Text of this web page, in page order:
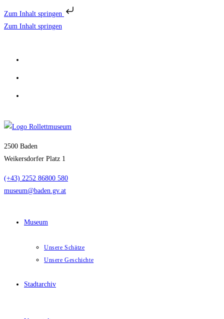
Zum Inhalt springen
Zum Inhalt springen
2500 Baden
Weikersdorfer Platz 1
(+43) 2252 86800 580
museum@baden.gv.at
Museum
Unsere Schätze
Unsere Geschichte
Stadtarchiv